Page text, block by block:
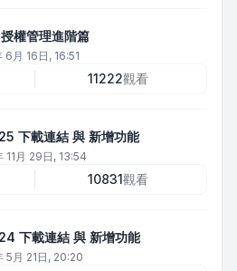
權管理進階篇
6月 16日, 16:51
11222觀看
下載連結 與 新增功能
11月 29日, 13:54
10831觀看
下載連結 與 新增功能
5月 21日, 20:20